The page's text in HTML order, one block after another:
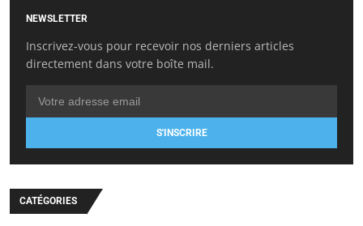
NEWSLETTER
Inscrivez-vous pour recevoir nos derniers articles
directement dans votre boîte mail.
S'INSCRIRE
CATÉGORIES